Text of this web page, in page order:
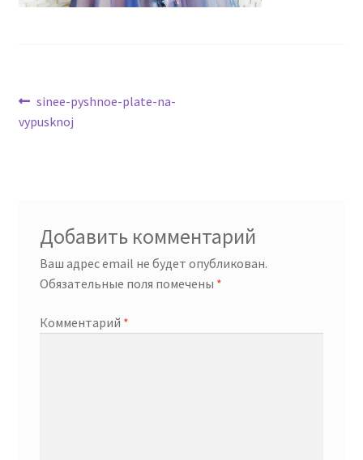
Навигация
по
Предыдущая
запись:
sinee-pyshnoe-plate-na-
vypusknoj
Добавить комментарий
Ваш адрес email не будет опубликован.
Обязательные поля помечены *
Комментарий *